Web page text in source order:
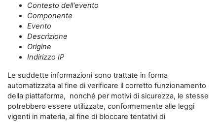
Contesto dell'evento
Componente
Evento
Descrizione
Origine
Indirizzo IP
Le suddette informazioni sono trattate in forma
automatizzata al fine di verificare il corretto funzionamento
della piattaforma, nonché per motivi di sicurezza, le stesse
potrebbero essere utilizzate, conformemente alle leggi
vigenti in materia, al fine di bloccare tentativi di